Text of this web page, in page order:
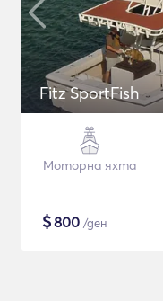
Fitz SportFish
Моторна яхта
$800 /ден